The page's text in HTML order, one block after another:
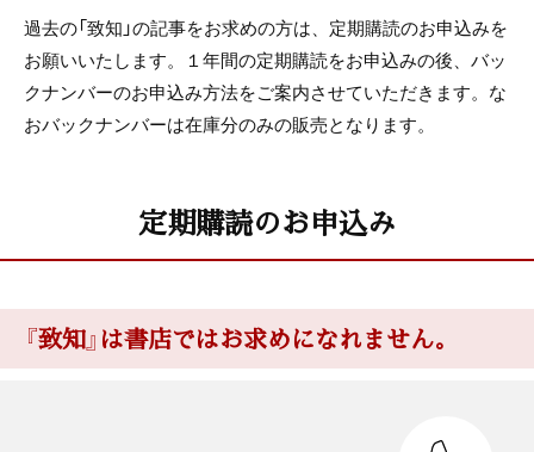
過去の「致知」の記事をお求めの方は、定期購読のお申込みを
お願いいたします。１年間の定期購読をお申込みの後、バッ
クナンバーのお申込み方法をご案内させていただきます。な
おバックナンバーは在庫分のみの販売となります。
定期購読のお申込み
『致知』は書店ではお求めになれません。